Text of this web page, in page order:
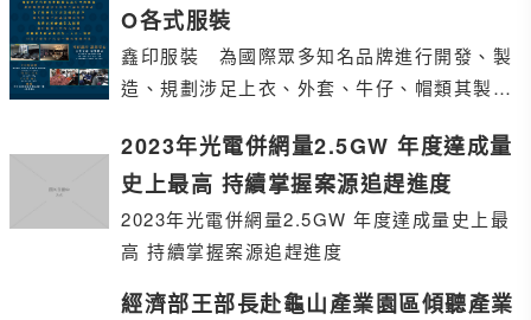
O各式服裝
鑫印服裝 為國際眾多知名品牌進行開發、製
造、規劃 涉足上衣、外套、牛仔、帽類 其製造
2023年光電併網量2.5GW 年度達成量
史上最高 持續掌握案源追趕進度
2023年光電併網量2.5GW 年度達成量史上最
高 持續掌握案源追趕進度
經濟部王部長赴龜山產業園區傾聽產業